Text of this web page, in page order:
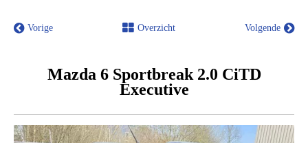
Vorige Overzicht Volgende
Mazda 6 Sportbreak 2.0 CiTD
Executive